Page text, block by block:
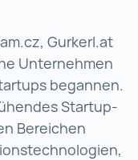
Gurkerl.at
Unternehmen
begannen.
Startup-
Bereichen